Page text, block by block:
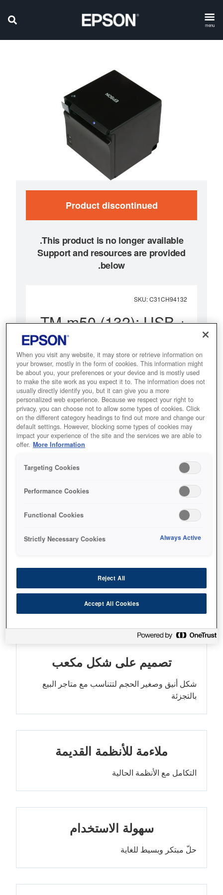
menu
Product discontinued
Support and resources are provided
below.
SKU:C31CH94132
TM-m50 (132): USB +
Serial, Black, PS, EU
صُممت طابعة TM-m50 خصيصًا
لتجار التجزئة الذين يبحثون عن
طابعة إيصالات أنيقة وصغيرة الحجم
تناسب نظام نقاط البيع الحالي
لديهم.
تصميم صغير الحجم على شكل مكعب
إمكانية التوصيل بالأنظمة القديمة
المميزات
تصميم على شكل مكعب
شكل أنيق وصغير الحجم لتتناسب مع متاجر البيع
بالتجزئة
ملاءمة للأنظمة القديمة
التكامل مع الأنظمة الحالية
سهولة الاستخدام
حلّ مبتكر وبسيط للغاية
When you visit any website, it may store or retrieve information on
your browser, mostly in the form of cookies. This information might
be about you, your preferences or your device and is mostly used
to make the site work as you expect it to. The information does not
usually directly identify you, but it can give you a more
personalized web experience. Because we respect your right to
privacy, you can choose not to allow some types of cookies. Click
on the different category headings to find out more and change our
default settings. However, blocking some types of cookies may
impact your experience of the site and the services we are able to
offer. More Information
Targeting Cookies
Performance Cookies
Functional Cookies
Strictly Necessary Cookies Always Active
Reject All
Accept All Cookies